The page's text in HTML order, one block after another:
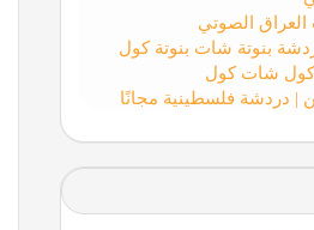
الصوتي
بنوتة شات بنوتة كول
كول شات كول
دردشة فلسطينية مجانًا